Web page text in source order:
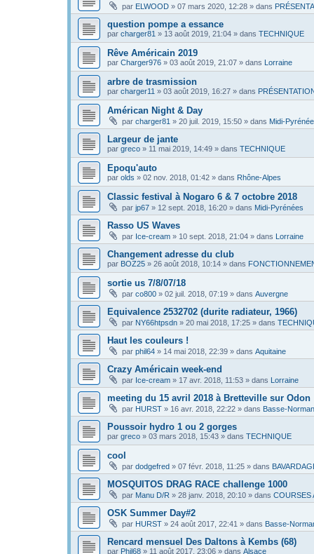
par ELWOOD » 07 mars 2020, 12:28 » dans
question pompe a essance
par charger81 » 13 août 2019, 21:04 » dans TECHNIQUE
Rêve Américain 2019
par Charger976 » 03 août 2019, 21:07 » dans Lorraine
arbre de trasmission
par charger11 » 03 août 2019, 16:27 » dans
Américan Night & Day
par charger81 » 20 juil. 2019, 15:50 » dans Midi-
Largeur de jante
par greco » 11 mai 2019, 14:49 » dans TECHNIQUE
Epoqu'auto
par olds » 02 nov. 2018, 01:42 » dans Rhône-Alpes
Classic festival à Nogaro 6 & 7 octobre 2018
par jp67 » 12 sept. 2018, 16:20 » dans Midi-Pyrénées
Rasso US Waves
par Ice-cream » 10 sept. 2018, 21:04 » dans Lorraine
Changement adresse du club
par BOZ25 » 26 août 2018, 10:14 » dans
sortie us 7/8/07/18
par co800 » 02 juil. 2018, 07:19 » dans Auvergne
Equivalence 2532702 (durite radiateur, 1966)
par NY66htpsdn » 20 mai 2018, 17:25 » dans
Haut les couleurs !
par phil64 » 14 mai 2018, 22:39 » dans Aquitaine
Crazy Américain week-end
par Ice-cream » 17 avr. 2018, 11:53 » dans Lorraine
meeting du 15 avril 2018 à Bretteville sur Odon
par HURST » 16 avr. 2018, 22:22 » dans Basse-
Poussoir hydro 1 ou 2 gorges
par greco » 03 mars 2018, 15:43 » dans TECHNIQUE
cool
par dodgefred » 07 févr. 2018, 11:25 » dans
MOSQUITOS DRAG RACE challenge 1000
par Manu D/R » 28 janv. 2018, 20:10 » dans COURSES
OSK Summer Day#2
par HURST » 24 août 2017, 22:41 » dans Basse-
Rencard mensuel Des Daltons à Kembs (68)
par Phil68 » 11 août 2017, 23:06 » dans Alsace